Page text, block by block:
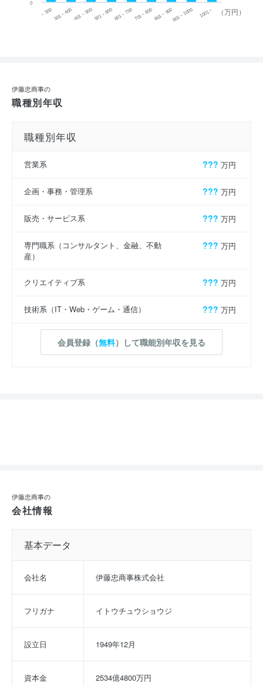
（万円）
~ 300 301 ~ 400 401 ~ 500501 ~ 600601 ~ 700701 ~ 800801 ~ 900901 ~ 1000 1001 ~
0
伊藤忠商事の
職種別年収
職種別年収
営業系 ??? 万円
企画・事務・管理系 ??? 万円
販売・サービス系 ??? 万円
専門職系（コンサルタント、金融、不動
産）
??? 万円
クリエイティブ系 ??? 万円
技術系（IT・Web・ゲーム・通信） ??? 万円
会員登録（無料）して職能別年収を見る
伊藤忠商事の
会社情報
基本データ
会社名 伊藤忠商事株式会社
フリガナ イトウチュウショウジ
設立日 1949年12月
資本金 2534億4800万円